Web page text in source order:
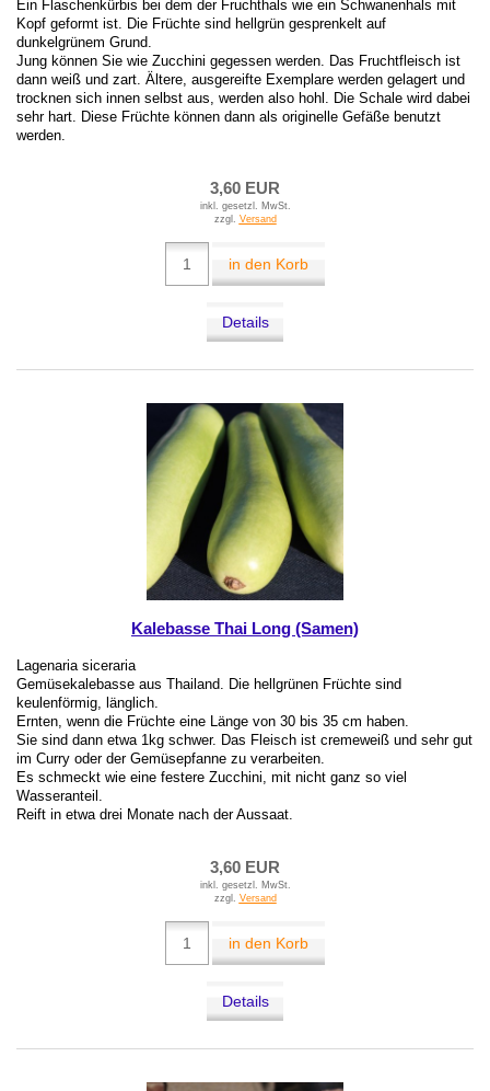
Ein Flaschenkürbis bei dem der Fruchthals wie ein Schwanenhals mit
Kopf geformt ist. Die Früchte sind hellgrün gesprenkelt auf
dunkelgrünem Grund.
Jung können Sie wie Zucchini gegessen werden. Das Fruchtfleisch ist
dann weiß und zart. Ältere, ausgereifte Exemplare werden gelagert und
trocknen sich innen selbst aus, werden also hohl. Die Schale wird dabei
sehr hart. Diese Früchte können dann als originelle Gefäße benutzt
werden.
3,60 EUR
inkl. gesetzl. MwSt.
zzgl. Versand
in den Korb
Details
Kalebasse Thai Long (Samen)
Lagenaria siceraria
Gemüsekalebasse aus Thailand. Die hellgrünen Früchte sind
keulenförmig, länglich.
Ernten, wenn die Früchte eine Länge von 30 bis 35 cm haben.
Sie sind dann etwa 1kg schwer. Das Fleisch ist cremeweiß und sehr gut
im Curry oder der Gemüsepfanne zu verarbeiten.
Es schmeckt wie eine festere Zucchini, mit nicht ganz so viel
Wasseranteil.
Reift in etwa drei Monate nach der Aussaat.
3,60 EUR
inkl. gesetzl. MwSt.
zzgl. Versand
in den Korb
Details